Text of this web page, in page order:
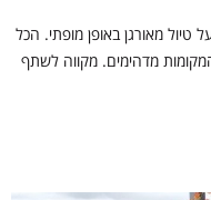
טיול מאורגן באופן מופתי. הכל
המקומות מדהימים. מקווה לשתף